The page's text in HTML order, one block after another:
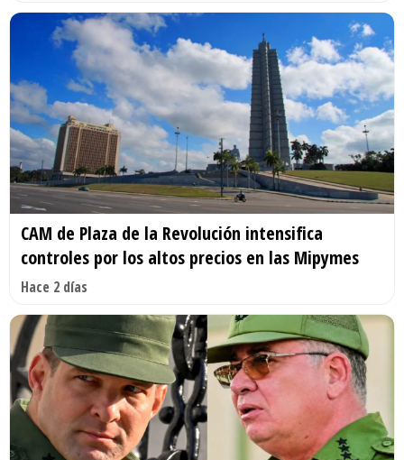
CAM de Plaza de la Revolución intensifica
controles por los altos precios en las Mipymes
Hace 2 días